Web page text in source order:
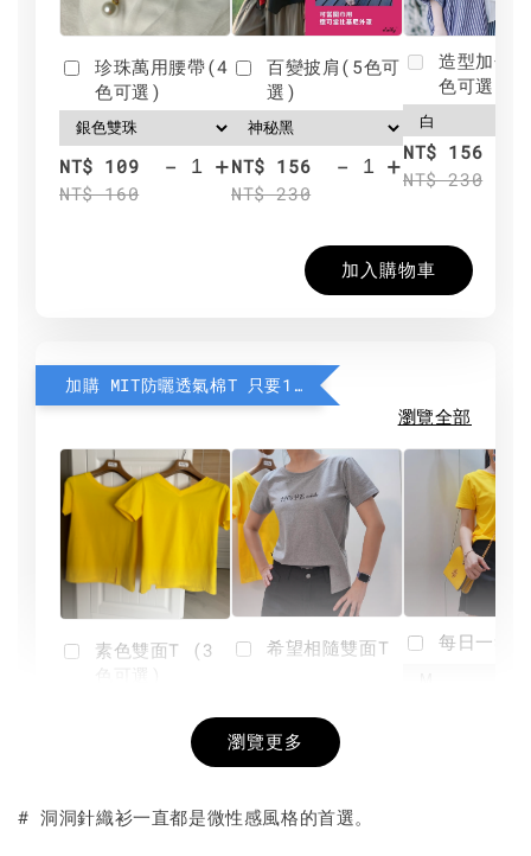
珍珠萬用腰帶(4
色可選)
NT$ 109
NT$ 160
- +
百變披肩(5色可
選)
NT$ 156
NT$ 230
- +
造型加分
色可選)
NT$ 156
NT$ 230
加入購物車
加購 MIT防曬透氣棉T 只要190元
瀏覽全部
素色雙面T (3
+
希望相隨雙面T
NT$ 190
-
每日一笑
瀏覽更多
# 洞洞針織衫一直都是微性感風格的首選。